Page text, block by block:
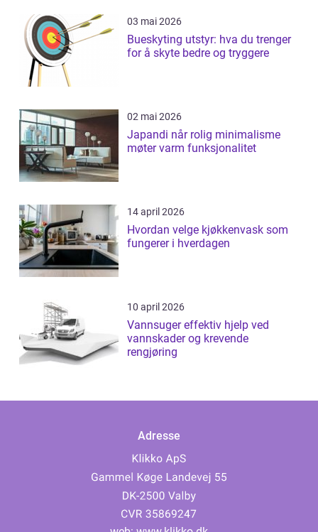
03 mai 2026
Bueskyting utstyr: hva du trenger
for å skyte bedre og tryggere
02 mai 2026
Japandi når rolig minimalisme
møter varm funksjonalitet
14 april 2026
Hvordan velge kjøkkenvask som
fungerer i hverdagen
10 april 2026
Vannsuger effektiv hjelp ved
vannskader og krevende
rengjøring
Adresse